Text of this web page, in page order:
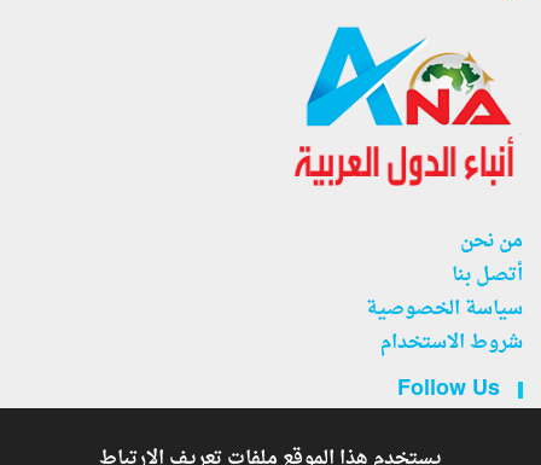
من نحن
أتصل بنا
سياسة الخصوصية
شروط الاستخدام
Follow Us